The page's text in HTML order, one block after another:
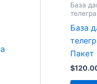
База
База
Пакет
$